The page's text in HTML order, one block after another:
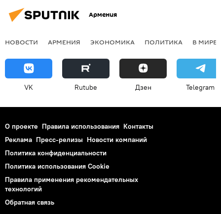
Армения
НОВОСТИ АРМЕНИЯ ЭКОНОМИКА ПОЛИТИКА В МИРЕ
VK Rutube Дзен Telegram
О проекте Правила использования Контакты
Реклама Пресс-релизы Новости компаний
Политика конфиденциальности
Политика использования Cookie
Правила применения рекомендательных
технологий
Обратная связь